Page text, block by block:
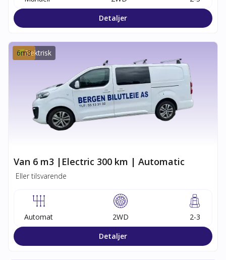
Detaljer
Elektrisk
6m3
Van 6 m3 |Electric 300 km | Automatic
Eller tilsvarende
Automat 2WD
2-3
Detaljer